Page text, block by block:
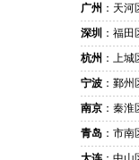
广州 ：天
深圳 ：福
杭州 ：上
宁波 ：鄞
南京 ：秦
青岛 ：市